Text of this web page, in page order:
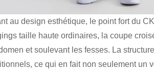
au design esthétique, le point fort du
taille haute ordinaires, la coupe
et soulevant les fesses. La
ce qui en fait non seulement un